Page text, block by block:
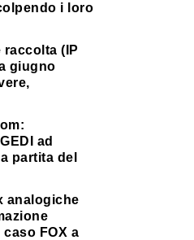
i loro
raccolta (IP
giugno
ad
partita del
analogiche
FOX a